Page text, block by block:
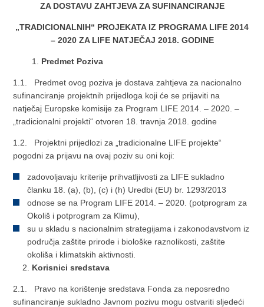
ZA DOSTAVU ZAHTJEVA ZA SUFINANCIRANJE
„TRADICIONALNIH“ PROJEKATA IZ PROGRAMA LIFE 2014
– 2020 ZA LIFE NATJEČAJ 2018. GODINE
1. Predmet Poziva
1.1. Predmet ovog poziva je dostava zahtjeva za nacionalno
sufinanciranje projektnih prijedloga koji će se prijaviti na
natječaj Europske komisije za Program LIFE 2014. – 2020. –
„tradicionalni projekti“ otvoren 18. travnja 2018. godine
1.2. Projektni prijedlozi za „tradicionalne LIFE projekte“
pogodni za prijavu na ovaj poziv su oni koji:
zadovoljavaju kriterije prihvatljivosti za LIFE sukladno
članku 18. (a), (b), (c) i (h) Uredbi (EU) br. 1293/2013
odnose se na Program LIFE 2014. – 2020. (potprogram za
Okoliš i potprogram za Klimu),
su u skladu s nacionalnim strategijama i zakonodavstvom iz
područja zaštite prirode i biološke raznolikosti, zaštite
okoliša i klimatskih aktivnosti.
Korisnici sredstava
2.1. Pravo na korištenje sredstava Fonda za neposredno
sufinanciranje sukladno Javnom pozivu mogu ostvariti sljedeći